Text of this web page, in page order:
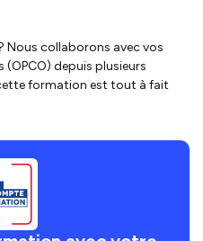
Nous collaborons avec vos
depuis plusieurs
formation est tout à fait